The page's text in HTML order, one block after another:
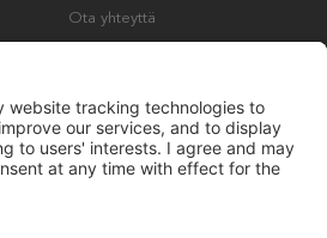
Ota yhteyttä
Palautukset ja vaatimukset